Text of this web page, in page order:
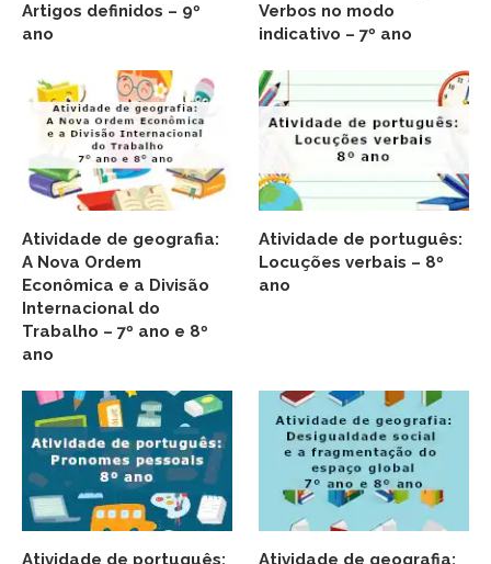
Artigos definidos – 9º
ano
Verbos no modo
indicativo – 7º ano
Atividade de geografia:
A Nova Ordem
Econômica e a Divisão
Internacional do
Trabalho – 7º ano e 8º
ano
Atividade de português:
Locuções verbais – 8º
ano
Atividade de português:
Atividade de geografia: